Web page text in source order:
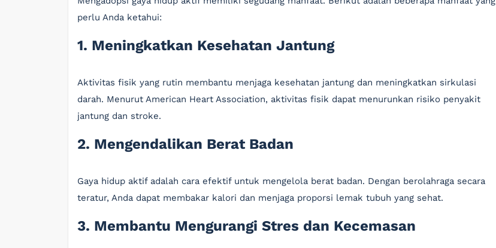
perlu Anda ketahui:
1. Meningkatkan Kesehatan Jantung
Aktivitas fisik yang rutin membantu menjaga kesehatan jantung dan meningkatkan sirkulasi
darah. Menurut American Heart Association, aktivitas fisik dapat menurunkan risiko penyakit
jantung dan stroke.
2. Mengendalikan Berat Badan
Gaya hidup aktif adalah cara efektif untuk mengelola berat badan. Dengan berolahraga secara
teratur, Anda dapat membakar kalori dan menjaga proporsi lemak tubuh yang sehat.
3. Membantu Mengurangi Stres dan Kecemasan